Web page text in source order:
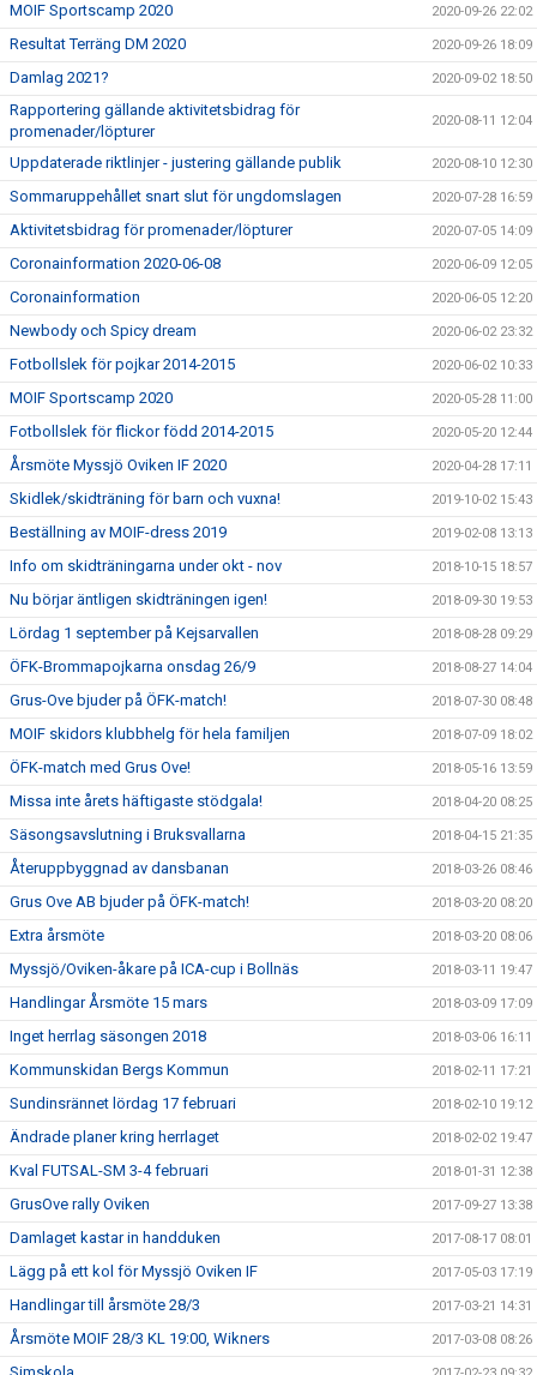
MOIF Sportscamp 2020 2020-09-26 22:02
Resultat Terräng DM 2020 2020-09-26 18:09
Damlag 2021? 2020-09-02 18:50
Rapportering gällande aktivitetsbidrag för
promenader/löpturer
2020-08-11 12:04
Uppdaterade riktlinjer - justering gällande publik 2020-08-10 12:30
Sommaruppehållet snart slut för ungdomslagen 2020-07-28 16:59
Aktivitetsbidrag för promenader/löpturer 2020-07-05 14:09
Coronainformation 2020-06-08 2020-06-09 12:05
Coronainformation 2020-06-05 12:20
Newbody och Spicy dream 2020-06-02 23:32
Fotbollslek för pojkar 2014-2015 2020-06-02 10:33
MOIF Sportscamp 2020 2020-05-28 11:00
Fotbollslek för flickor född 2014-2015 2020-05-20 12:44
Årsmöte Myssjö Oviken IF 2020 2020-04-28 17:11
Skidlek/skidträning för barn och vuxna! 2019-10-02 15:43
Beställning av MOIF-dress 2019 2019-02-08 13:13
Info om skidträningarna under okt - nov 2018-10-15 18:57
Nu börjar äntligen skidträningen igen! 2018-09-30 19:53
Lördag 1 september på Kejsarvallen 2018-08-28 09:29
ÖFK-Brommapojkarna onsdag 26/9 2018-08-27 14:04
Grus-Ove bjuder på ÖFK-match! 2018-07-30 08:48
MOIF skidors klubbhelg för hela familjen 2018-07-09 18:02
ÖFK-match med Grus Ove! 2018-05-16 13:59
Missa inte årets häftigaste stödgala! 2018-04-20 08:25
Säsongsavslutning i Bruksvallarna 2018-04-15 21:35
Återuppbyggnad av dansbanan 2018-03-26 08:46
Grus Ove AB bjuder på ÖFK-match! 2018-03-20 08:20
Extra årsmöte 2018-03-20 08:06
Myssjö/Oviken-åkare på ICA-cup i Bollnäs 2018-03-11 19:47
Handlingar Årsmöte 15 mars 2018-03-09 17:09
Inget herrlag säsongen 2018 2018-03-06 16:11
Kommunskidan Bergs Kommun 2018-02-11 17:21
Sundinsrännet lördag 17 februari 2018-02-10 19:12
Ändrade planer kring herrlaget 2018-02-02 19:47
Kval FUTSAL-SM 3-4 februari 2018-01-31 12:38
GrusOve rally Oviken 2017-09-27 13:38
Damlaget kastar in handduken 2017-08-17 08:01
Lägg på ett kol för Myssjö Oviken IF 2017-05-03 17:19
Handlingar till årsmöte 28/3 2017-03-21 14:31
Årsmöte MOIF 28/3 KL 19:00, Wikners 2017-03-08 08:26